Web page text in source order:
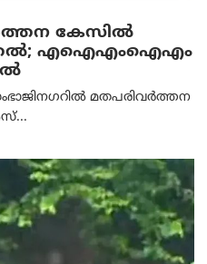
കേസിൽ
എഐഎംഐഎം
മതപരിവർത്തന